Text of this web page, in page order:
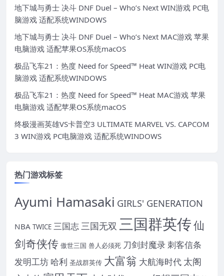
地下城与勇士 决斗 DNF Duel – Who’s Next WIN游戏 PC电
脑游戏 适配系统WINDOWS
地下城与勇士 决斗 DNF Duel – Who’s Next MAC游戏 苹果
电脑游戏 适配苹果OS系统macOS
极品飞车21：热度 Need for Speed™ Heat WIN游戏 PC电
脑游戏 适配系统WINDOWS
极品飞车21：热度 Need for Speed™ Heat MAC游戏 苹果
电脑游戏 适配苹果OS系统macOS
终极漫画英雄VS卡普空3 ULTIMATE MARVEL VS. CAPCOM
3 WIN游戏 PC电脑游戏 适配系统WINDOWS
热门游戏标签
Ayumi Hamasaki GIRLS' GENERATION
NBA TWICE 三国志三国无双 三国群英传仙
剑奇侠传 傲世三国 兽人必须死 刀剑封魔录刺客信条
发明工坊 哈利 圣战群英传 大富翁 大航海时代 太阁